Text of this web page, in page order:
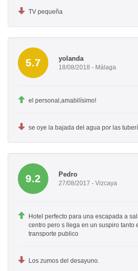
TV pequeña
5.7 yolanda
18/08/2018 - Málaga
el personal,amabilísimo!
se oye la bajada del agua por las
9.2 Pedro
27/08/2017 - Vizcaya
Hotel perfecto para una escapada a
centro pero s llega en un suspiro tanto
transporte publico
Los zumos del desayuno.